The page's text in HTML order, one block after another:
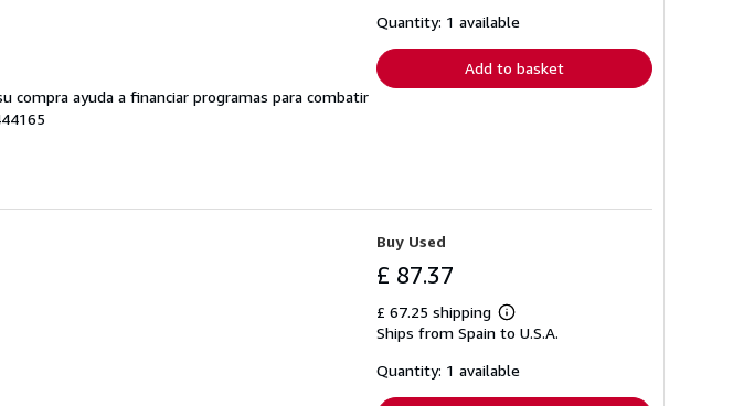
compra ayuda a financiar programas para combatir
shipping
Quantity: 1 available
Add to basket
Buy Used
£ 87.37
£ 67.25 shipping
Learn
more
shipping
Ships from Spain to U.S.A.
Quantity: 1 available